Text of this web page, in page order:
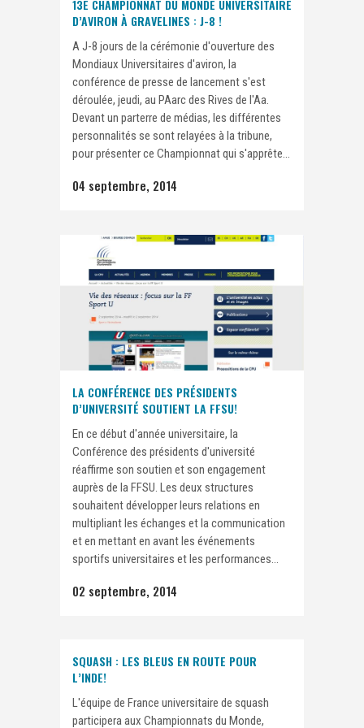
13E CHAMPIONNAT DU MONDE UNIVERSITAIRE
D’AVIRON À GRAVELINES : J-8 !
A J-8 jours de la cérémonie d'ouverture des
Mondiaux Universitaires d'aviron, la
conférence de presse de lancement s'est
déroulée, jeudi, au PAarc des Rives de l'Aa.
Devant un parterre de médias, les différentes
personnalités se sont relayées à la tribune,
pour présenter ce Championnat qui s'apprête...
04 septembre, 2014
LA CONFÉRENCE DES PRÉSIDENTS
D’UNIVERSITÉ SOUTIENT LA FFSU!
En ce début d'année universitaire, la
Conférence des présidents d'université
réaffirme son soutien et son engagement
auprès de la FFSU. Les deux structures
souhaitent développer leurs relations en
multipliant les échanges et la communication
et en mettant en avant les événements
sportifs universitaires et les performances...
02 septembre, 2014
SQUASH : LES BLEUS EN ROUTE POUR
L’INDE!
L'équipe de France universitaire de squash
participera aux Championnats du Monde,